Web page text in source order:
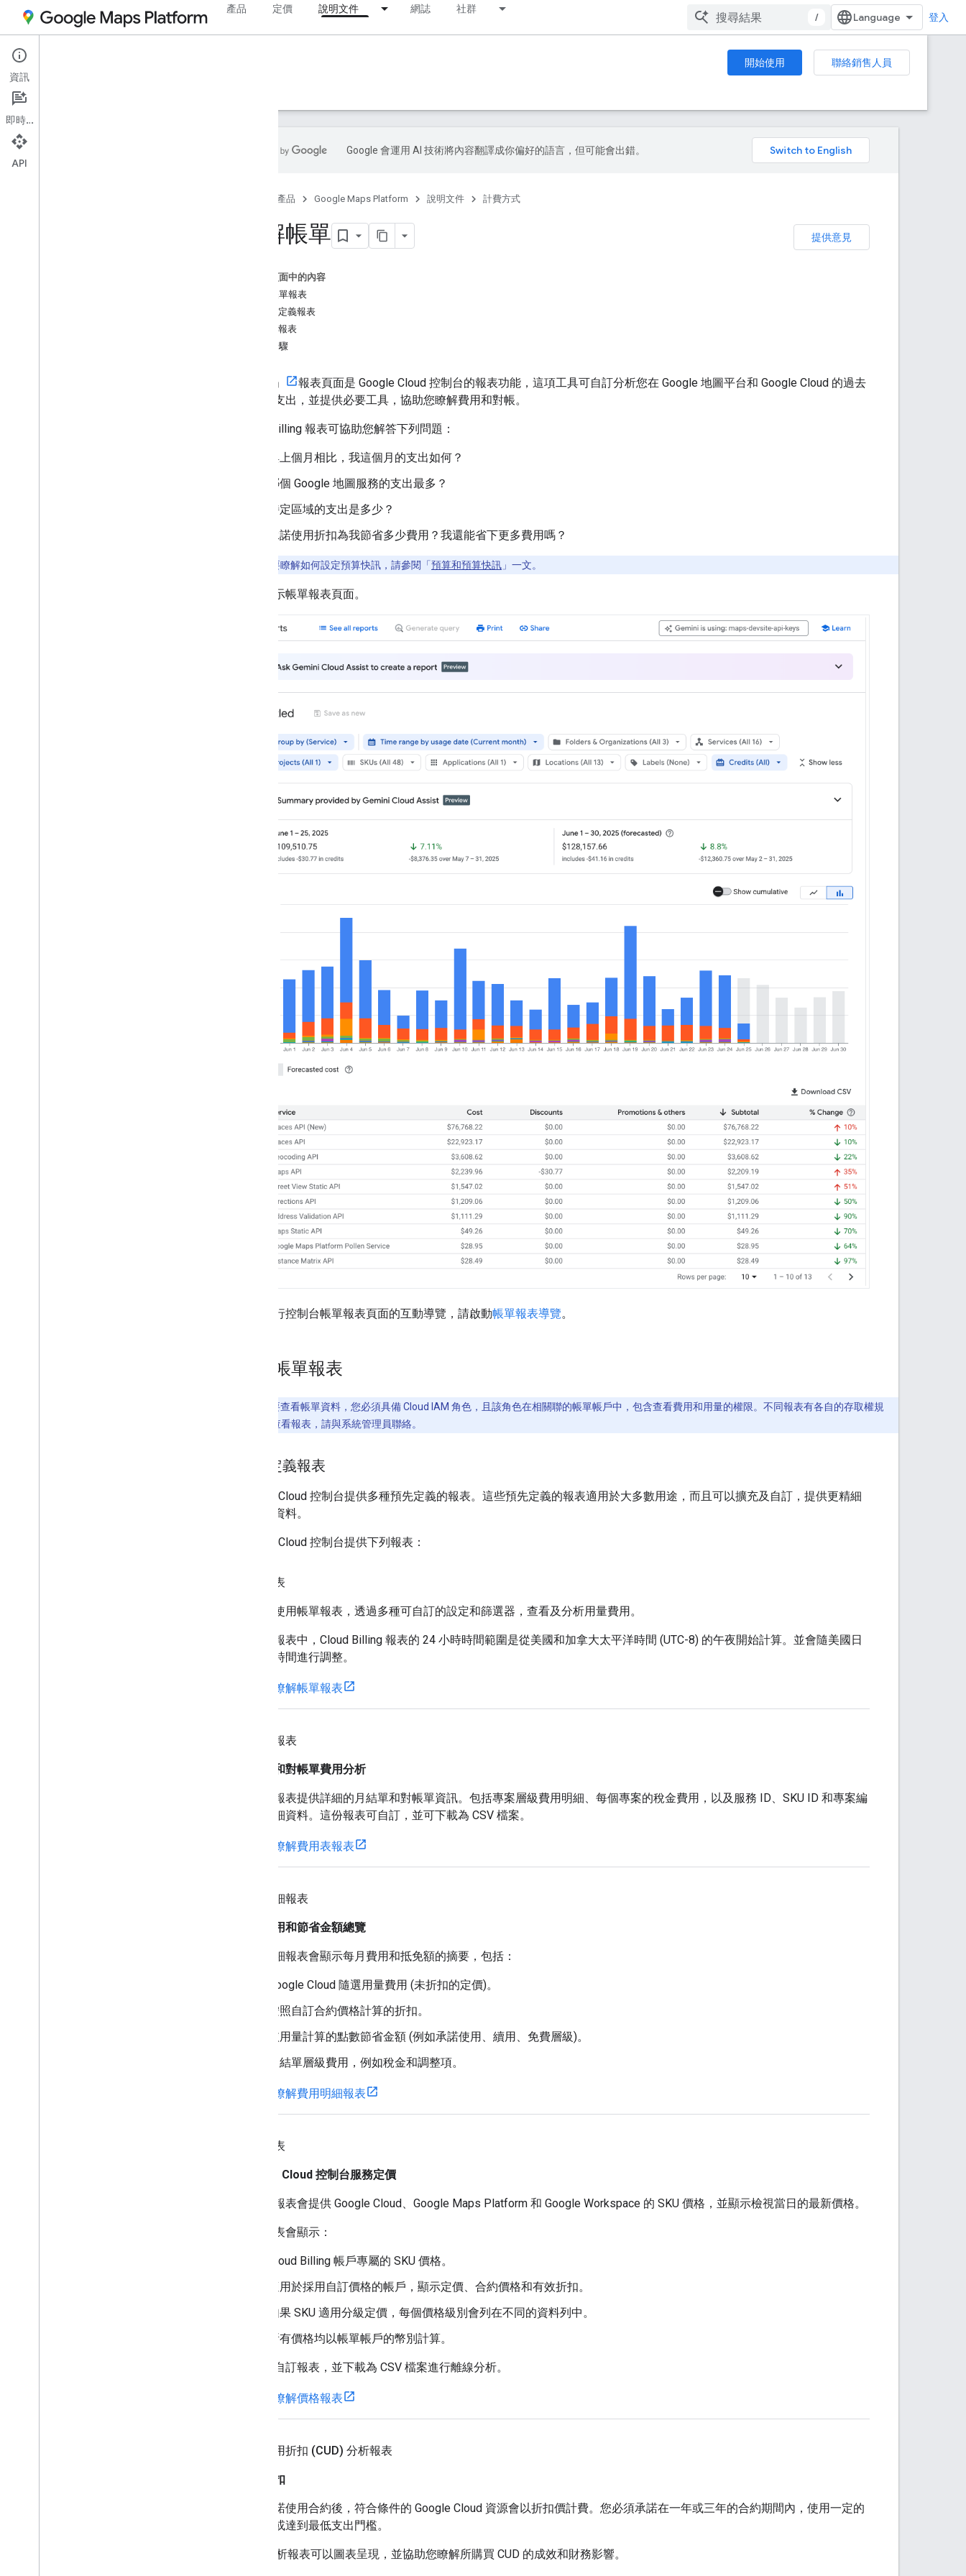
產品 定價 說明文件 網誌 社群
/ 登入
說明文件 開始使用
聯絡銷售人員
定價
Google 會運用 AI 技術將內容翻譯成你偏好的語言，但可能會出錯。
產品 Google Maps Platform 說明文件 計費方式
提供意見
瞭解帳單
這個頁面中的內容
查看帳單報表
預先定義報表
自訂報表
後續步驟
「帳單」
報表頁面是 Google Cloud 控制台的報表功能，這項工具可自訂分析您在 Google 地圖平台和 Google Cloud 的過去
和目前支出，並提供必要工具，協助您瞭解費用和對帳。
Cloud Billing 報表可協助您解答下列問題：
與上個月相比，我這個月的支出如何？
哪個 Google 地圖服務的支出最多？
特定區域的支出是多少？
承諾使用折扣為我節省多少費用？我還能省下更多費用嗎？
如要瞭解如何設定預算快訊，請參閱「 預算和預算快訊 」一文。
下圖顯示帳單報表頁面。
如要進行控制台帳單報表頁面的互動導覽，請啟動帳單報表導覽。
查看帳單報表
如要查看帳單資料，您必須具備 Cloud IAM 角色，且該角色在相關聯的帳單帳戶中，包含查看費用和用量的權限。不同報表有各自的存取權規
定，如果無法查看報表，請與系統管理員聯絡。
預先定義報表
Google Cloud 控制台提供多種預先定義的報表。這些預先定義的報表適用於大多數用途，而且可以擴充及自訂，提供更精細
的報表資料。
Google Cloud 控制台提供下列報表：
帳單報表
您可以使用帳單報表，透過多種可自訂的設定和篩選器，查看及分析用量費用。
在每日報表中，Cloud Billing 報表的 24 小時時間範圍是從美國和加拿大太平洋時間 (UTC-8) 的午夜開始計算。並會隨美國日
光節約時間進行調整。
進一步瞭解帳單報表
費用表報表
月結單和對帳單費用分析
費用表報表提供詳細的月結單和對帳單資訊。包括專案層級費用明細、每個專案的稅金費用，以及服務 ID、SKU ID 和專案編
號等詳細資料。這份報表可自訂，並可下載為 CSV 檔案。
進一步瞭解費用表報表
費用明細報表
每月費用和節省金額總覽
費用明細報表會顯示每月費用和抵免額的摘要，包括：
Google Cloud 隨選用量費用 (未折扣的定價)。
按照自訂合約價格計算的折扣。
依用量計算的點數節省金額 (例如承諾使用、續用、免費層級)。
月結單層級費用，例如稅金和調整項。
進一步瞭解費用明細報表
定價報表
Google Cloud 控制台服務定價
價目表報表會提供 Google Cloud、Google Maps Platform 和 Google Workspace 的 SKU 價格，並顯示檢視當日的最新價格。
這份報表會顯示：
Cloud Billing 帳戶專屬的 SKU 價格。
適用於採用自訂價格的帳戶，顯示定價、合約價格和有效折扣。
如果 SKU 適用分級定價，每個價格級別會列在不同的資料列中。
所有價格均以帳單帳戶的幣別計算。
您可以自訂報表，並下載為 CSV 檔案進行離線分析。
進一步瞭解價格報表
承諾使用折扣 (CUD) 分析報表
瞭解折扣
購買承諾使用合約後，符合條件的 Google Cloud 資源會以折扣價計費。您必須承諾在一年或三年的合約期間內，使用一定的
資源量或達到最低支出門檻。
CUD 分析報表可以圖表呈現，並協助您瞭解所購買 CUD 的成效和財務影響。
資訊
即時通訊
API